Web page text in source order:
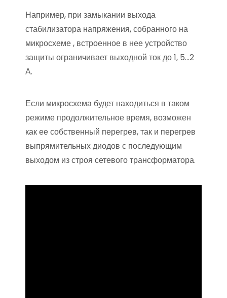
Например, при замыкании выхода
стабилизатора напряжения, собранного на
микросхеме , встроенное в нее устройство
защиты ограничивает выходной ток до 1, 5…2
А.
Если микросхема будет находиться в таком
режиме продолжительное время, возможен
как ее собственный перегрев, так и перегрев
выпрямительных диодов с последующим
выходом из строя сетевого трансформатора.